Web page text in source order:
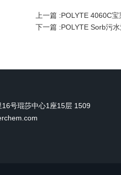
上一篇 :POLYTE 4060C
下一篇 :POLYTE Sorb污
号琨莎中心1座15层 1509